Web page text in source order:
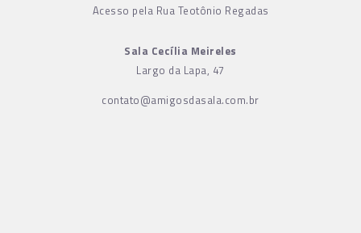
Acesso pela Rua Teotônio Regadas
Sala Cecília Meireles
Largo da Lapa, 47
contato@amigosdasala.com.br